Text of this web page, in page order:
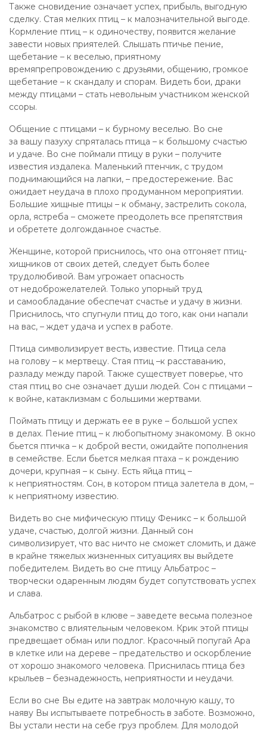
Также сновидение означает успех, прибыль, выгодную
сделку. Стая мелких птиц – к малозначительной выгоде.
Кормление птиц – к одиночеству, появится желание
завести новых приятелей. Слышать птичье пение,
щебетание – к веселью, приятному
времяпрепровождению с друзьями, общению, громкое
щебетание – к скандалу и спорам. Видеть бои, драки
между птицами – стать невольным участником женской
ссоры.
Общение с птицами – к бурному веселью. Во сне
за вашу пазуху спряталась птица – к большому счастью
и удаче. Во сне поймали птицу в руки – получите
известия издалека. Маленький птенчик, с трудом
поднимающийся на лапки, – предостережение. Вас
ожидает неудача в плохо продуманном мероприятии.
Большие хищные птицы – к обману, застрелить сокола,
орла, ястреба – сможете преодолеть все препятствия
и обретете долгожданное счастье.
Женщине, которой приснилось, что она отгоняет птиц-
хищников от своих детей, следует быть более
трудолюбивой. Вам угрожает опасность
от недоброжелателей. Только упорный труд
и самообладание обеспечат счастье и удачу в жизни.
Приснилось, что спугнули птиц до того, как они напали
на вас, – ждет удача и успех в работе.
Птица символизирует весть, известие. Птица села
на голову – к мертвецу. Стая птиц –к расставанию,
разладу между парой. Также существует поверье, что
стая птиц во сне означает души людей. Сон с птицами –
к войне, катаклизмам с большими жертвами.
Поймать птицу и держать ее в руке – большой успех
в делах. Пение птиц – к любопытному знакомому. В окно
бьется птичка – к доброй вести, ожидайте пополнения
в семействе. Если бьется мелкая птаха – к рождению
дочери, крупная – к сыну. Есть яйца птиц –
к неприятностям. Сон, в котором птица залетела в дом, –
к неприятному известию.
Видеть во сне мифическую птицу Феникс – к большой
удаче, счастью, долгой жизни. Данный сон
символизирует, что вас ничто не сможет сломить, и даже
в крайне тяжелых жизненных ситуациях вы выйдете
победителем. Видеть во сне птицу Альбатрос –
творчески одаренным людям будет сопутствовать успех
и слава.
Альбатрос с рыбой в клюве – заведете весьма полезное
знакомство с влиятельным человеком. Крик этой птицы
предвещает обман или подлог. Красочный попугай Ара
в клетке или на дереве – предательство и оскорбление
от хорошо знакомого человека. Приснилась птица без
крыльев – безнадежность, неприятности и неудачи.
Если во сне Вы едите на завтрак молочную кашу, то
наяву Вы испытываете потребность в заботе. Возможно,
Вы устали нести на себе груз проблем. Для молодой